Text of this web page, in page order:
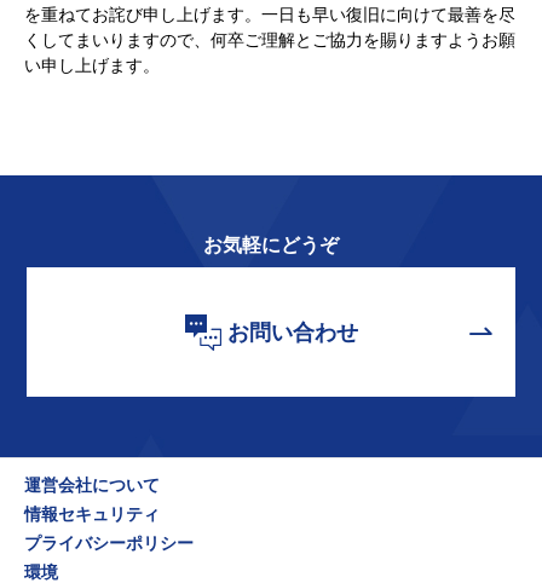
を重ねてお詫び申し上げます。一日も早い復旧に向けて最善を尽
くしてまいりますので、何卒ご理解とご協力を賜りますようお願
い申し上げます。
お気軽にどうぞ
お問い合わせ
運営会社について
情報セキュリティ
プライバシーポリシー
環境